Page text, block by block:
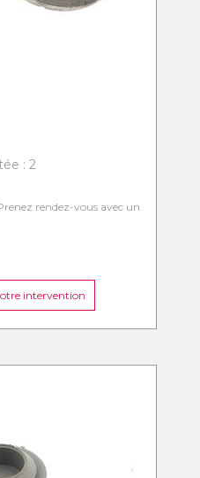
: 2
rendez-vous avec un
intervention